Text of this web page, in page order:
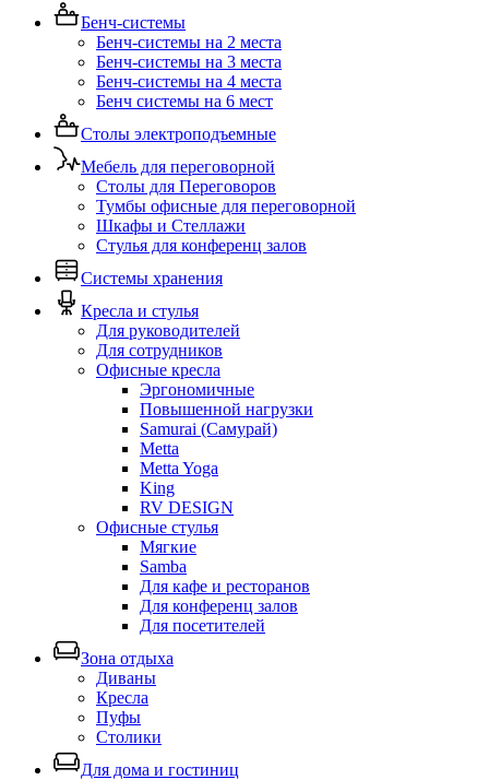
Бенч-системы
Бенч-системы на 2 места
Бенч-системы на 3 места
Бенч-системы на 4 места
Бенч системы на 6 мест
Столы электроподъемные
Мебель для переговорной
Столы для Переговоров
Тумбы офисные для переговорной
Шкафы и Стеллажи
Стулья для конференц залов
Системы хранения
Кресла и стулья
Для руководителей
Для сотрудников
Офисные кресла
Эргономичные
Повышенной нагрузки
Samurai (Самурай)
Metta
Metta Yoga
King
RV DESIGN
Офисные стулья
Мягкие
Samba
Для кафе и ресторанов
Для конференц залов
Для посетителей
Зона отдыха
Диваны
Кресла
Пуфы
Столики
Для дома и гостиниц